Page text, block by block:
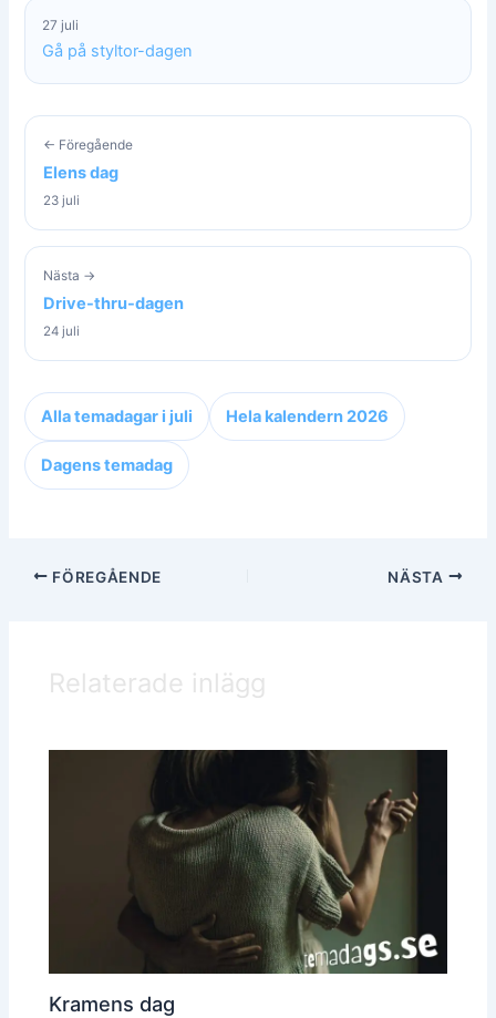
27 juli
Gå på styltor-dagen
← Föregående
Elens dag
23 juli
Nästa →
Drive-thru-dagen
24 juli
Alla temadagar i juli Hela kalendern 2026
Dagens temadag
FÖREGÅENDE NÄSTA
Relaterade inlägg
Kramens dag